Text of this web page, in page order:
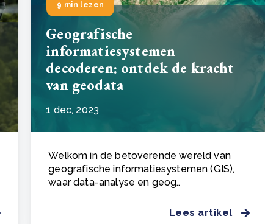
9 min lezen
Geografische
informatiesystemen
decoderen: ontdek de kracht
van geodata
1 dec, 2023
Welkom in de betoverende wereld van
geografische informatiesystemen (GIS),
waar data-analyse en geog..
Lees artikel